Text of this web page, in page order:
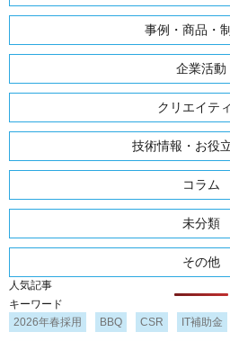
事例・商品・
企業活動
クリエイテ
技術情報・お役
コラム
未分類
その他
人気記事
キーワード
2026年春採用
BBQ CSR IT補助金